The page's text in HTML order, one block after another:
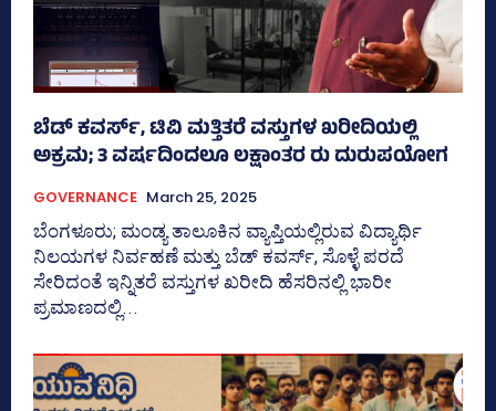
ಬೆಡ್‌ ಕವರ್ಸ್‌, ಟಿವಿ ಮತ್ತಿತರೆ ವಸ್ತುಗಳ ಖರೀದಿಯಲ್ಲಿ
ಅಕ್ರಮ; 3 ವರ್ಷದಿಂದಲೂ ಲಕ್ಷಾಂತರ ರು ದುರುಪಯೋಗ
GOVERNANCE March 25, 2025
ಬೆಂಗಳೂರು; ಮಂಡ್ಯ ತಾಲೂಕಿನ ವ್ಯಾಪ್ತಿಯಲ್ಲಿರುವ ವಿದ್ಯಾರ್ಥಿ
ನಿಲಯಗಳ ನಿರ್ವಹಣೆ ಮತ್ತು ಬೆಡ್‌ ಕವರ್ಸ್‌, ಸೊಳ್ಳೆ ಪರದೆ
ಸೇರಿದಂತೆ ಇನ್ನಿತರೆ ವಸ್ತುಗಳ ಖರೀದಿ ಹೆಸರಿನಲ್ಲಿ ಭಾರೀ
ಪ್ರಮಾಣದಲ್ಲಿ...